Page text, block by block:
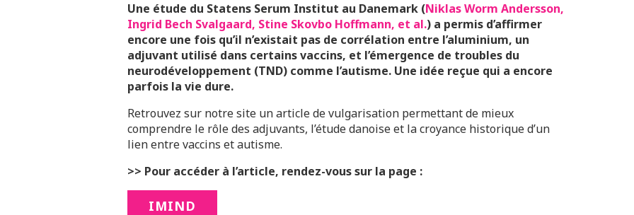
Une étude du Statens Serum Institut au Danemark (Niklas Worm Andersson,
Ingrid Bech Svalgaard, Stine Skovbo Hoffmann, et al.) a permis d’affirmer
encore une fois qu’il n’existait pas de corrélation entre l’aluminium, un
adjuvant utilisé dans certains vaccins, et l’émergence de troubles du
neurodéveloppement (TND) comme l’autisme. Une idée reçue qui a encore
parfois la vie dure.
Retrouvez sur notre site un article de vulgarisation permettant de mieux
comprendre le rôle des adjuvants, l’étude danoise et la croyance historique d’un
lien entre vaccins et autisme.
>> Pour accéder à l’article, rendez-vous sur la page :
IMIND